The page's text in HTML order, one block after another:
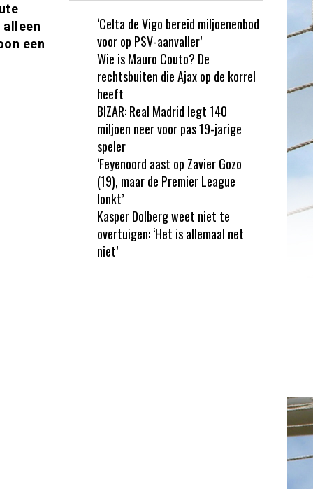
een
‘Celta de Vigo bereid miljoenenbod
voor op PSV-aanvaller’
Wie is Mauro Couto? De
rechtsbuiten die Ajax op de korrel
heeft
BIZAR: Real Madrid legt 140
miljoen neer voor pas 19-jarige
speler
‘Feyenoord aast op Zavier Gozo
(19), maar de Premier League
lonkt’
Kasper Dolberg weet niet te
overtuigen: ‘Het is allemaal net
niet’